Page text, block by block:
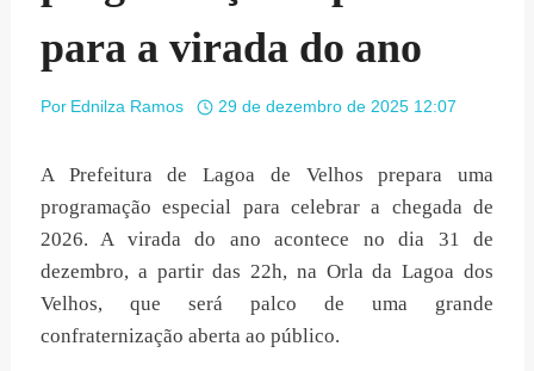
para a virada do ano
Por Ednilza Ramos 29 de dezembro de 2025 12:07
A Prefeitura de Lagoa de Velhos prepara uma
programação especial para celebrar a chegada de
2026. A virada do ano acontece no dia 31 de
dezembro, a partir das 22h, na Orla da Lagoa dos
Velhos, que será palco de uma grande
confraternização aberta ao público.